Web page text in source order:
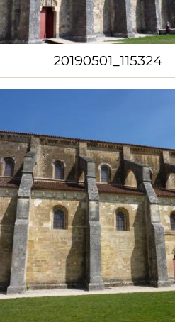
20190501_115324